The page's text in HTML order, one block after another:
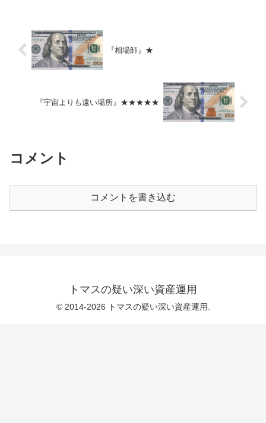
『相場師』★
『宇宙よりも遠い場所』★★★★★
コメント
コメントを書き込む
トマスの疑い深い資産運用
© 2014-2026 トマスの疑い深い資産運用.